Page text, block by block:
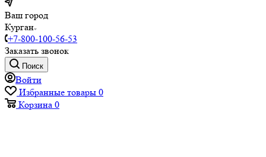
Ваш город
Курган
+7-800-100-56-53
Заказать звонок
Поиск
Войти
Избранные товары 0
Корзина 0